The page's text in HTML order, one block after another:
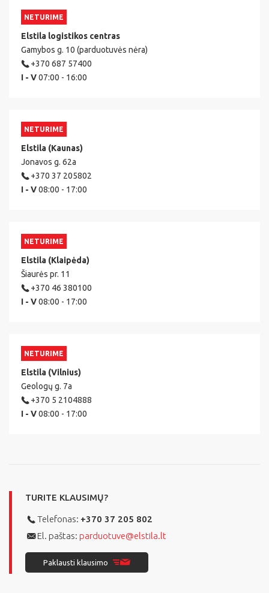
NETURIME
Elstila logistikos centras
Gamybos g. 10 (parduotuvės nėra)
+370 687 57400
I - V07:00 - 16:00
NETURIME
Elstila (Kaunas)
Jonavos g. 62a
+370 37 205802
I - V08:00 - 17:00
NETURIME
Elstila (Klaipėda)
Šiaurės pr. 11
+370 46 380100
I - V08:00 - 17:00
NETURIME
Elstila (Vilnius)
Geologų g. 7a
+370 5 2104888
I - V08:00 - 17:00
TURITE KLAUSIMŲ?
Telefonas: +370 37 205 802
El. paštas: parduotuve@elstila.lt
Paklausti klausimo